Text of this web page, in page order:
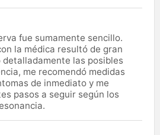
fue sumamente sencillo.
la médica resultó de gran
detalladamente las posibles
me recomendó medidas
de inmediato y me
pasos a seguir según los